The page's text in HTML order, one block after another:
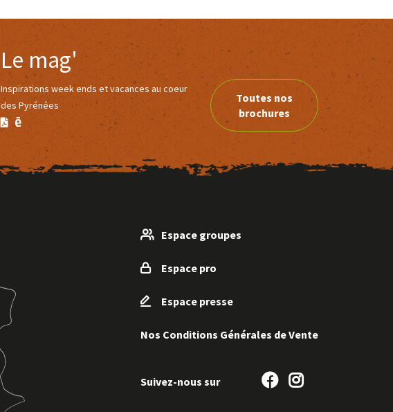
Le mag'
Inspirations week ends et vacances au coeur
des Pyrénées
Version
PDF
Version
Calaméo
Toutes nos
brochures
Espace groupes
Espace pro
Espace presse
Nos Conditions Générales de Vente
Suivez-nous sur
Suivez-Suivez-